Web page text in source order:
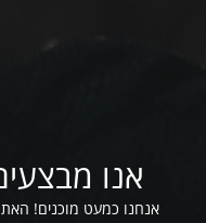
אנו
אנחנו כמעט מוכנים!